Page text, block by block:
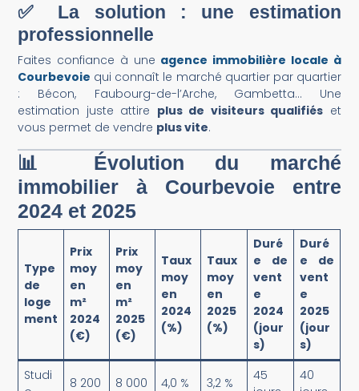
✅ La solution : une estimation
professionnelle
Faites confiance à une agence immobilière locale à
Courbevoie qui connaît le marché quartier par quartier
: Bécon, Faubourg-de-l’Arche, Gambetta… Une
estimation juste attire plus de visiteurs qualifiés et
vous permet de vendre plus vite.
📊 Évolution du marché
immobilier à Courbevoie entre
2024 et 2025
Type
de
loge
ment
Prix
moy
en
m²
2024
(€)
Prix
moy
en
m²
2025
(€)
Taux
moy
en
2024
(%)
Taux
moy
en
2025
(%)
Duré
e de
vent
e
2024
(jour
s)
Duré
e de
vent
e
2025
(jour
s)
Studi
8 200 8 000 4,0 % 3,2 %
45
40